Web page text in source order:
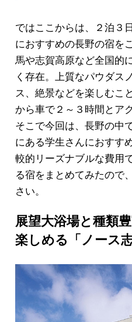
ではここからは、２泊３
におすすめの長野の宿を
馬や志賀高原など全国的
く存在。上質なパウダス
ス、絶景などを楽しむこ
から車で２～３時間とア
そこで今回は、長野の中
にある学生さんにおすす
較的リーズナブルな費用
る宿をまとめてみたので
さい。
展望大浴場と種類
楽しめる「ノース